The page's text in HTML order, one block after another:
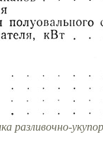
разливочно-